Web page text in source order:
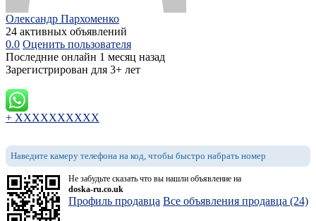
Олександр Пархоменко
24 активных объявлений
0.0 Оценить пользователя
Последние онлайн 1 месяц назад
Зарегистрирован для 3+ лет
+ XXXXXXXXXX
Наведите камеру телефона на код, чтобы быстро набрать номер
Не забудьте сказать что вы нашли объявление на
doska-ru.co.uk
Профиль продавца Все объявления продавца (24)